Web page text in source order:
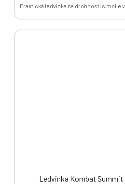
Praktická ledvinka na drobnosti s molle
Ledvinka Kombat Summit